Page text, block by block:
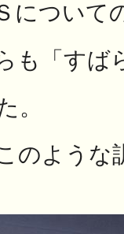
について
も「すば
。
のような